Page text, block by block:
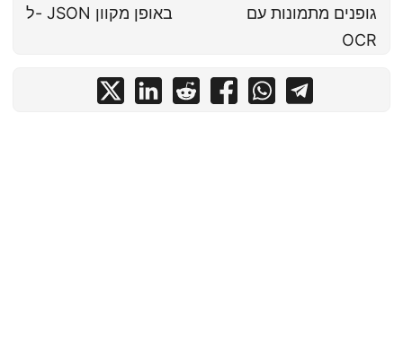
ל- JSON באופן מקוון
גופנים מתמונות עם
OCR